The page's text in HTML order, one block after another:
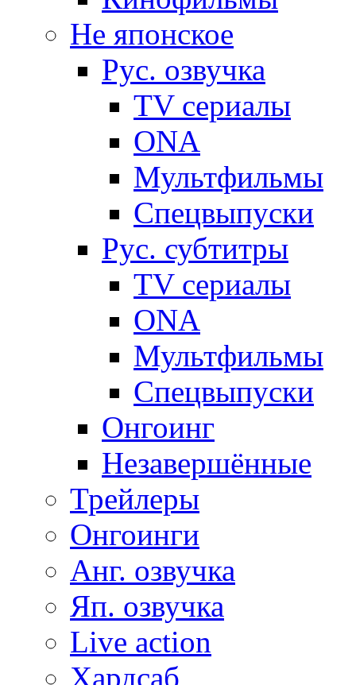
Не японское
Рус. озвучка
TV сериалы
ONA
Мультфильмы
Спецвыпуски
Рус. субтитры
TV сериалы
ONA
Мультфильмы
Спецвыпуски
Онгоинг
Незавершённые
Трейлеры
Онгоинги
Анг. озвучка
Яп. озвучка
Live action
Хардсаб